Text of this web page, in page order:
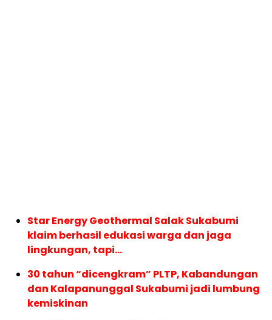
Star Energy Geothermal Salak Sukabumi
klaim berhasil edukasi warga dan jaga
lingkungan, tapi…
30 tahun “dicengkram” PLTP, Kabandungan
dan Kalapanunggal Sukabumi jadi lumbung
kemiskinan